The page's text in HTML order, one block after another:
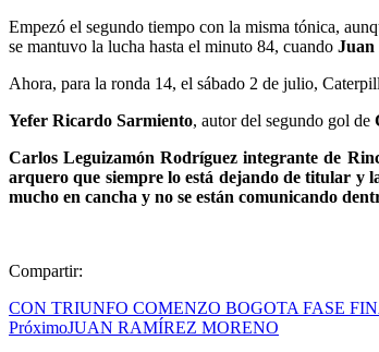
Empezó el segundo tiempo con la misma tónica,
se mantuvo la lucha hasta el minuto 84, cuando Juan
Ahora, para la ronda 14, el sábado 2 de julio,
Yefer Ricardo Sarmiento, autor del segundo gol de
Carlos Leguizamón Rodríguez integrante de
arquero que siempre lo está dejando de titular y
mucho en cancha y no se están comunicando
Compartir:
CON TRIUNFO COMENZO BOGOTA FASE
PróximoJUAN RAMÍREZ MORENO